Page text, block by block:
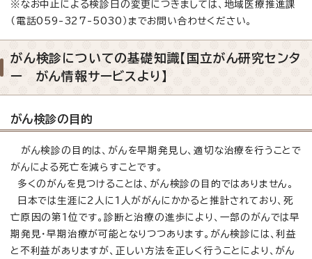
※なお中止による検診日の変更につきましては、地域医療推進課
（電話059-327-5030）までお問い合わせください。
がん検診についての基礎知識【国立がん研究センタ
ー がん情報サービスより】
がん検診の目的
がん検診の目的は、がんを早期発見し、適切な治療を行うことで
がんによる死亡を減らすことです。
多くのがんを見つけることは、がん検診の目的ではありません。
日本では生涯に2人に1人ががんにかかると推計されており、死
亡原因の第1位です。診断と治療の進歩により、一部のがんでは早
期発見・早期治療が可能となりつつあります。がん検診には、利益
と不利益がありますが、正しい方法を正しく行うことにより、がん